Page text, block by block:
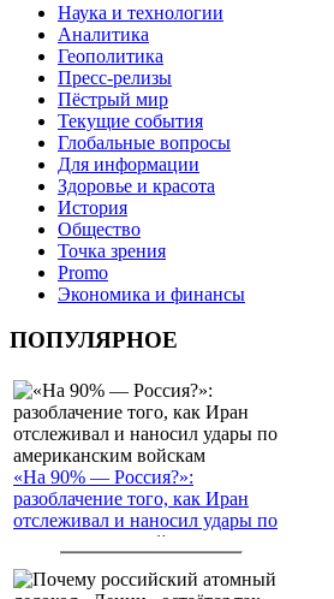
Наука и технологии
Аналитика
Геополитика
Пресс-релизы
Пёстрый мир
Текущие события
Глобальные вопросы
Для информации
Здоровье и красота
История
Общество
Точка зрения
Promo
Экономика и финансы
ПОПУЛЯРНОЕ
«На 90% — Россия?»:
разоблачение того, как Иран
отслеживал и наносил удары по
американским войскам